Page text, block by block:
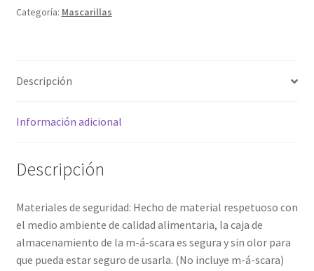
Categoría: Mascarillas
Descripción
Información adicional
Descripción
Materiales de seguridad: Hecho de material respetuoso con
el medio ambiente de calidad alimentaria, la caja de
almacenamiento de la m-á-scara es segura y sin olor para
que pueda estar seguro de usarla. (No incluye m-á-scara)